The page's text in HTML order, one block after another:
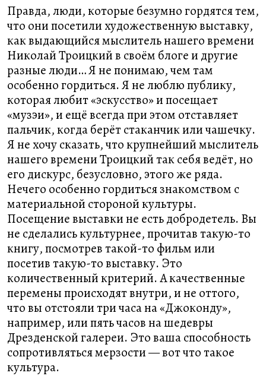
Правда, люди, которые безумно гордятся тем,
что они посетили художественную выставку,
как выдающийся мыслитель нашего времени
Николай Троицкий в своём блоге и другие
разные люди… Я не понимаю, чем там
особенно гордиться. Я не люблю публику,
которая любит «эскусство» и посещает
«музэи», и ещё всегда при этом отставляет
пальчик, когда берёт стаканчик или чашечку.
Я не хочу сказать, что крупнейший мыслитель
нашего времени Троицкий так себя ведёт, но
его дискурс, безусловно, этого же ряда.
Нечего особенно гордиться знакомством с
материальной стороной культуры.
Посещение выставки не есть добродетель. Вы
не сделались культурнее, прочитав такую-то
книгу, посмотрев такой-то фильм или
посетив такую-то выставку. Это
количественный критерий. А качественные
перемены происходят внутри, и не оттого,
что вы отстояли три часа на «Джоконду»,
например, или пять часов на шедевры
Дрезденской галереи. Это ваша способность
сопротивляться мерзости — вот что такое
культура.